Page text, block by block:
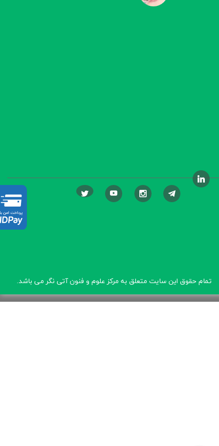
تمام حقوق این سایت متعلق به مرکز علوم و فنون آتی نگر می باشد.